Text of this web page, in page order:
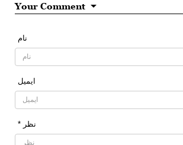
Your Comment
نام
ایمیل
* نظر